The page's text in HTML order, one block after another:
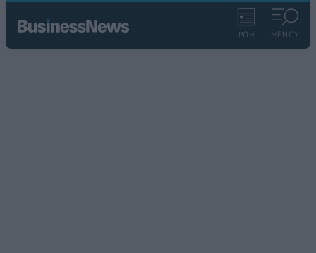
ΡΟΗ ΜΕΝΟΥ